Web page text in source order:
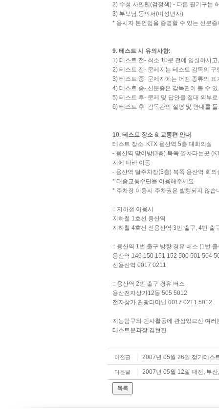
2) 수성 사인펜(검정색) - 다른 필기구는
3) 부모님 동의서(미성년자)
* 응시자 본인임을 증명할 수 있는 신분
9. 테스트 시 유의사항:
1) 테스트 전- 최소 10분 전에 입실하시
2) 테스트 전- 문제지는 테스트 감독의
3) 테스트 중- 문제지에는 어떤 종류의
4) 테스트 중- 신분증은 감독관이 볼 수
5) 테스트 후- 문제 및 답안을 절대 외부
6) 테스트 후- 감독관의 설명 및 안내를
10. 테스트 장소 & 교통편 안내
테스트 장소: KTX 용산역 5층 대회의실
- 용산역 맞이방(3층) 북쪽 열차타는곳
지에 따라 이동
- 용산역 달주차장(5층) 북쪽 용산역 회
* 대중교통수단을 이용해주세요.
* 주차장 이용시 주차권은 발행되지 않습
:: 지하철 이용시
지하철 1호선 용산역
지하철 4호선 신용산역 3번 출구, 4번 출
:: 용산역 1번 출구 방향 경유 버스 (1번
용산역 149 150 151 152 500 501 504
신용산역 0017 0211
:: 용산역 2번 출구 경유 버스
용산전자상가12동 505 5012
전자상가.관광터미널 0017 0211 5012
지능탐구와 멘사활동에 관심있으신 여
테스트분과장 김현진
이전글 2007년 05월 26일 정기테스
다음글 2007년 05월 12일 대전, 부
목록